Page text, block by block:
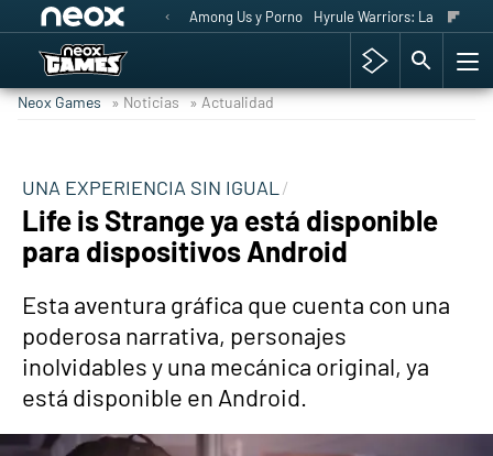
Among Us y Porno Hyrule Warriors: La Era del
Neox Games » Noticias » Actualidad
UNA EXPERIENCIA SIN IGUAL
Life is Strange ya está disponible
para dispositivos Android
Esta aventura gráfica que cuenta con una
poderosa narrativa, personajes
inolvidables y una mecánica original, ya
está disponible en Android.